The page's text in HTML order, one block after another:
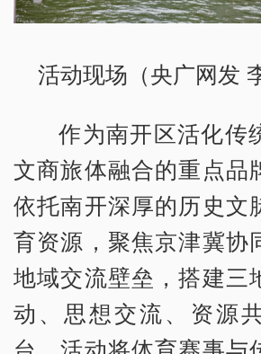
活动现场（央广网发
作为南开区活化传
文商旅体融合的重点品
依托南开深厚的历史文
育资源，聚焦京津冀协
地域交流壁垒，搭建三
动、思想交流、资源